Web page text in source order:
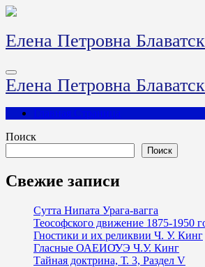
Перейти
содержимому
Елена Петровна
Елена Петровна
Главная Страница
Поиск
Поиск
Свежие записи
Сутта Нипата Урага-вагга
Теософского движение 1875-1950
Гностики и их реликвии Ч. У. Кинг
Гласные ОАЕИО̄УЭ Ч.У. Кинг
Тайная доктрина, Т. 3, Раздел V